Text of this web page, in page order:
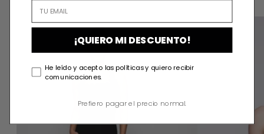
ZOE JUMPSUIT
¡QUIERO MI DESCUENTO!
He leído y acepto las políticas y quiero recibir
comunicaciones.
Prefiero pagar el precio normal.